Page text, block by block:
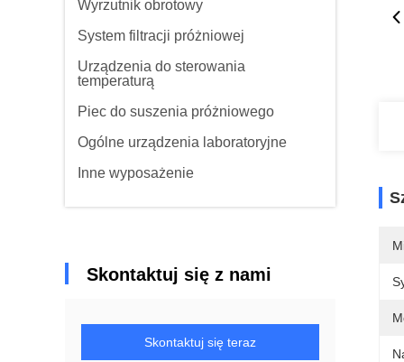
Wyrzutnik obrotowy
System filtracji próżniowej
Urządzenia do sterowania
temperaturą
Piec do suszenia próżniowego
Ogólne urządzenia laboratoryjne
Inne wyposażenie
Skontaktuj się z nami
Skontaktuj się teraz